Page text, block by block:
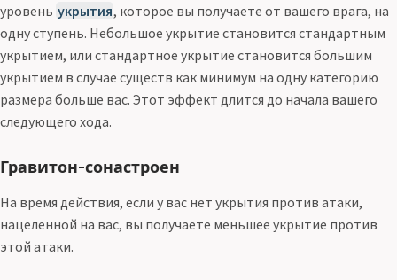
уровень укрытия, которое вы получаете от вашего врага, на
одну ступень. Небольшое укрытие становится стандартным
укрытием, или стандартное укрытие становится большим
укрытием в случае существ как минимум на одну категорию
размера больше вас. Этот эффект длится до начала вашего
следующего хода.
Гравитон-сонастроен
На время действия, если у вас нет укрытия против атаки,
нацеленной на вас, вы получаете меньшее укрытие против
этой атаки.